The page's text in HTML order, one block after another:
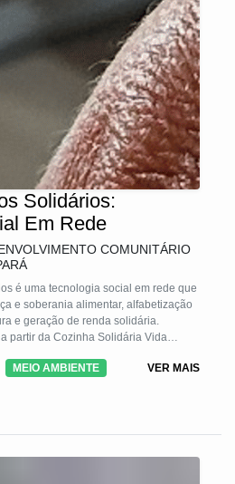
Solidários:
Em Rede
COMUNITÁRIO
é uma tecnologia social em rede que
e soberania alimentar, alfabetização
e geração de renda solidária.
partir da Cozinha Solidária Vida
Mãos que Transformam
de inclusão, sustentabilidade,
MEIO AMBIENTE VER MAIS